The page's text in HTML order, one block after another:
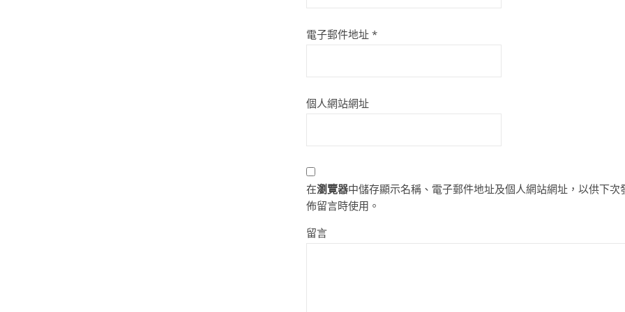
電子郵件地址 *
個人網站網址
在瀏覽器中儲存顯示名稱、電子郵件地址及個人網站網址，以供下次
佈留言時使用。
留言